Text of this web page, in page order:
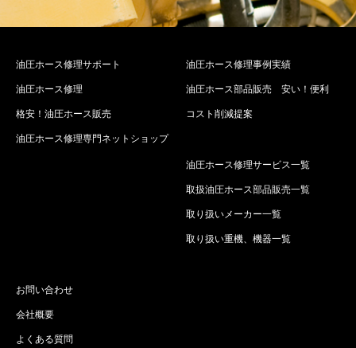
油圧ホース修理サポート
油圧ホース修理
格安！油圧ホース販売
油圧ホース修理専門ネットショップ
油圧ホース修理事例実績
油圧ホース部品販売 安い！便利
コスト削減提案
油圧ホース修理サービス一覧
取扱油圧ホース部品販売一覧
取り扱いメーカー一覧
取り扱い重機、機器一覧
お問い合わせ
会社概要
よくある質問